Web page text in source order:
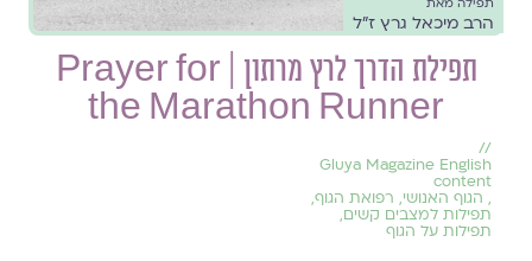
תפילה מאת
הרב מיכאל גרץ ז״ל
תפילת הדרך לרץ מרתון | Prayer for
the Marathon Runner
//
Gluya Magazine English
content
, הגוף האנושי, רפואת הגוף,
תפילות למצבים קשים,
תפילות על הגוף